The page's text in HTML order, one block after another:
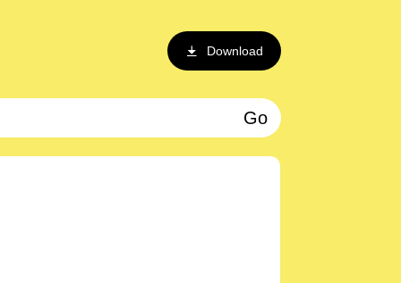
Download
Go